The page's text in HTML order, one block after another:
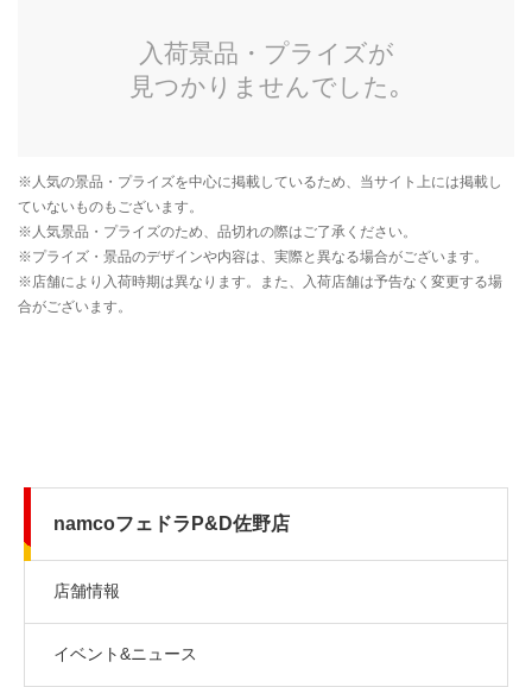
namcoフェドラP&D佐野店
店舗情報
イベント&ニュース